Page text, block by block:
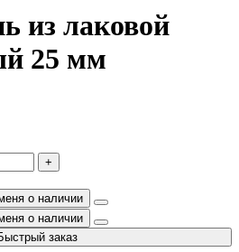
из лаковой
25 мм
+
о наличии
о наличии
заказ